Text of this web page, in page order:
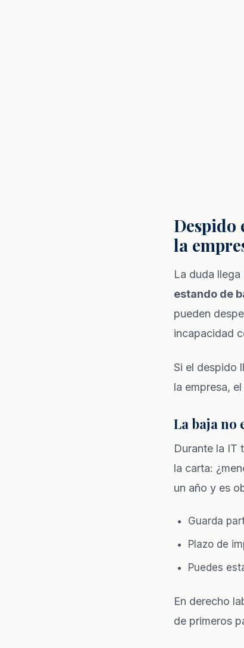
Despido
la
La duda
estando de
pueden
incapacidad
Si el despido
la empresa,
La baja no
Durante la IT
la carta:
un año y es
Guarda
Plazo de
Puedes
En derecho
de primeros